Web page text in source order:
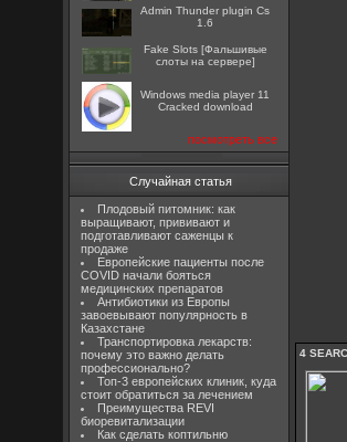
Admin Thunder plugin Cs
1.6
Fake Slots [Фальшивые
слоты на сервере]
Windows media player 11
Cracked download
посмотреть все
Случайная статья
Плодовый питомник: как
выращивают, прививают и
подготавливают саженцы к
продаже
Европейские пациенты после
COVID начали бояться
медицинских препаратов
Антибиотики из Европы
завоевывают популярность в
Казахстане
Транспортировка лекарств:
почему это важно делать
профессионально?
Топ-3 европейских клиник, куда
стоит обратиться за лечением
Преимущества REVI
биоревитализации
Как сделать коптильню
4